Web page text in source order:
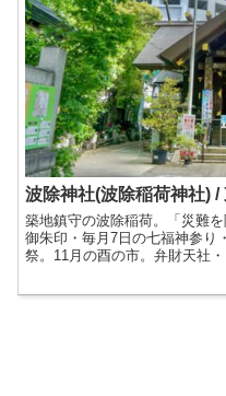
波除神社(波除稲荷神社) /
築地鎮守の波除稲荷。「災難
御朱印・毎月7日の七福神参り
祭。11月の酉の市。弁財天社